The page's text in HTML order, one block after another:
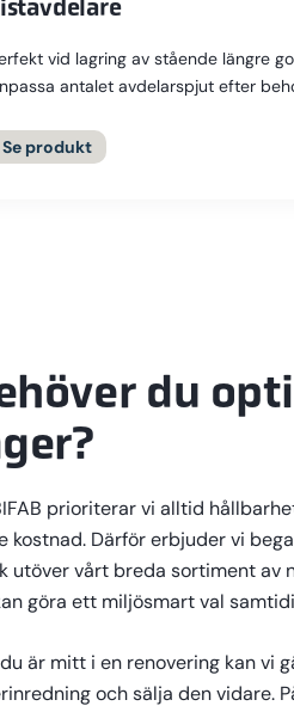
vid lagring av stående längre
antalet avdelarspjut efter
Se produkt
du
prioriterar vi alltid
kostnad. Därför erbjuder vi
utöver vårt breda sortiment av
göra ett miljösmart val
är mitt i en renovering kan vi
och sälja den vidare.